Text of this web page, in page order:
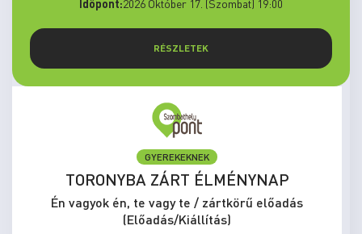
Időpont:2026 Október 17. (Szombat) 19:00
RÉSZLETEK
GYEREKEKNEK
TORONYBA ZÁRT ÉLMÉNYNAP
Én vagyok én, te vagy te / zártkörű előadás
(Előadás/Kiállítás)